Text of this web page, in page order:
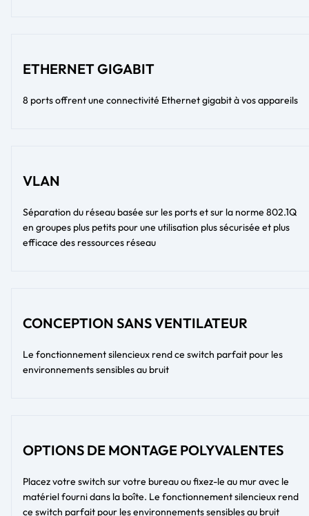
ETHERNET GIGABIT
8 ports offrent une connectivité Ethernet gigabit à vos appareils
VLAN
Séparation du réseau basée sur les ports et sur la norme 802.1Q
en groupes plus petits pour une utilisation plus sécurisée et plus
efficace des ressources réseau
CONCEPTION SANS VENTILATEUR
Le fonctionnement silencieux rend ce switch parfait pour les
environnements sensibles au bruit
OPTIONS DE MONTAGE POLYVALENTES
Placez votre switch sur votre bureau ou fixez-le au mur avec le
matériel fourni dans la boîte. Le fonctionnement silencieux rend
ce switch parfait pour les environnements sensibles au bruit